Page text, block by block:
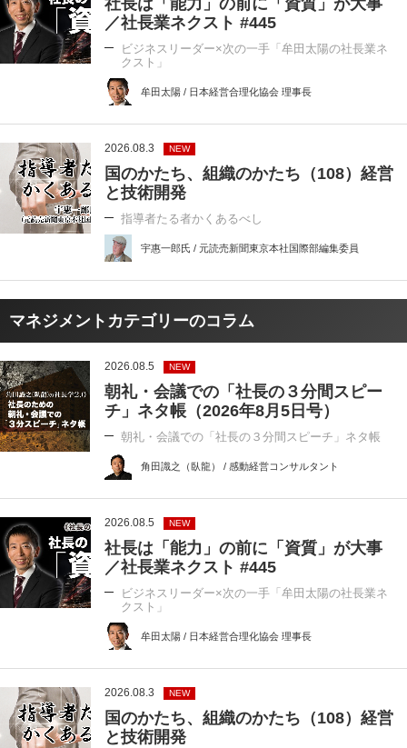
社長は「能力」の前に「資質」が大事
／社長業ネクスト #445
ビジネスリーダー×次の一手「牟田太陽の社長業ネ
クスト」
牟田太陽 / 日本経営合理化協会 理事長
2026.08.3 NEW
国のかたち、組織のかたち（108）経営
と技術開発
指導者たる者かくあるべし
宇惠一郎氏 / 元読売新聞東京本社国際部編集委員
マネジメントカテゴリーのコラム
2026.08.5 NEW
朝礼・会議での「社長の３分間スピー
チ」ネタ帳（2026年8月5日号）
朝礼・会議での「社長の３分間スピーチ」ネタ帳
角田識之（臥龍） / 感動経営コンサルタント
2026.08.5 NEW
社長は「能力」の前に「資質」が大事
／社長業ネクスト #445
ビジネスリーダー×次の一手「牟田太陽の社長業ネ
クスト」
牟田太陽 / 日本経営合理化協会 理事長
2026.08.3 NEW
国のかたち、組織のかたち（108）経営
と技術開発